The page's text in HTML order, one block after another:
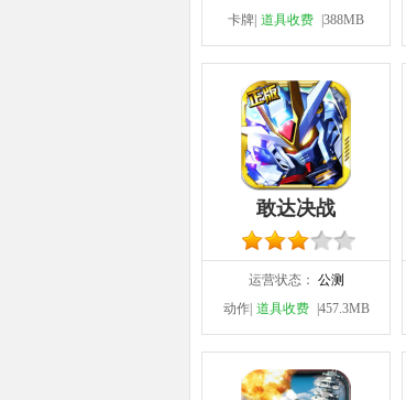
卡牌| 道具收费 |388MB
敢达决战
运营状态： 公测
动作| 道具收费 |457.3MB